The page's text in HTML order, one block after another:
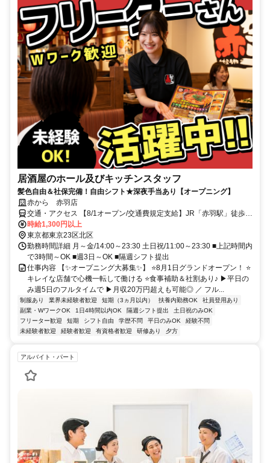
居酒屋のホール及びキッチンスタッフ
髪色自由＆社保完備！自由シフト★深夜手当あり【オープニング】
赤から 赤羽店
交通・アクセス 【8/1オープン/交通費規定支給】JR「赤羽駅」徒歩2
分、東京メトロ「赤羽岩淵駅」徒歩8分
時給1,300円以上
東京都東京23区北区
勤務時間詳細 月～金/14:00～23:30 土日祝/11:00～23:30 ■上記時間内
で3時間～OK ■週3日～OK ■隔週シフト提出
仕事内容 【✨オープニング大募集✨】 ⭐8月1日グランドオープン！ ⭐
キレイな店舗で心機一転して働ける ⭐食事補助＆社割あり♪ ▶平日の
み週5日のフルタイムで ▶月収20万円超えも可能◎ ／ フル...
制服あり 業界未経験者歓迎 短期（3ヵ月以内） 扶養内勤務OK
社員登用あり
副業・WワークOK
1日4時間以内OK 隔週シフト提出
土日祝のみOK
フリーター歓迎
短期 シフト自由 学歴不問 平日のみOK
経験不問
未経験者歓迎
経験者歓迎 有資格者歓迎 研修あり 夕方
アルバイト・パート